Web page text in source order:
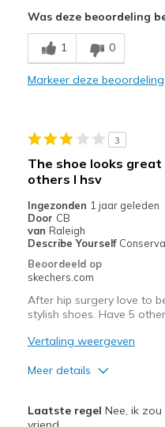
Breathe Well
Stylish
Casual Wear
Going Out
Travel
View On Shoes
Was deze beoordeling
1 0
Markeer deze beoordeling
3
The shoe looks
others I hsv
Ingezonden 1 jaar geleden
Door CB
van Raleigh
Describe Yourself
Beoordeeld op
skechers.com
After hip surgery love to
stylish shoes. Have 5
Vertaling weergeven
Meer details
Attractive Design
Laatste regel Nee, ik